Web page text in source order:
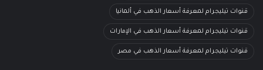
قنوات تيليجرام لمعرفة أسعار الذهب في ألمانيا
قنوات تيليجرام لمعرفة أسعار الذهب في الإمارات
قنوات تيليجرام لمعرفة أسعار الذهب في مصر